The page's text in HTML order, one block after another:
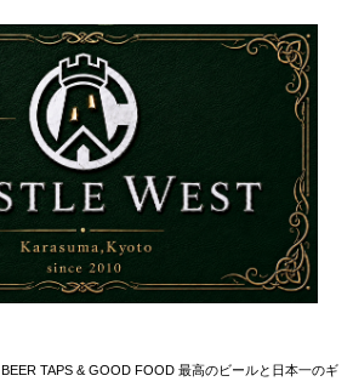
TAPS & GOOD FOOD 最高のビールと日本一のギ